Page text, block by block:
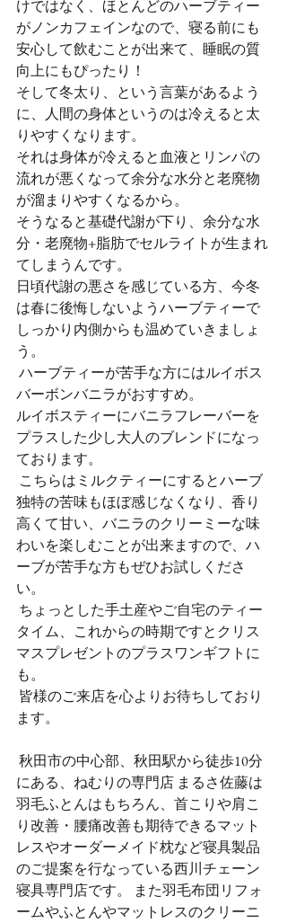
けではなく、ほとんどのハーブティー
がノンカフェインなので、寝る前にも
安心して飲むことが出来て、睡眠の質
向上にもぴったり！
そして冬太り、という言葉があるよう
に、人間の身体というのは冷えると太
りやすくなります。
それは身体が冷えると血液とリンパの
流れが悪くなって余分な水分と老廃物
が溜まりやすくなるから。
そうなると基礎代謝が下り、余分な水
分・老廃物+脂肪でセルライトが生まれ
てしまうんです。
日頃代謝の悪さを感じている方、今冬
は春に後悔しないようハーブティーで
しっかり内側からも温めていきましょ
う。
バーボンバニラがおすすめ。
ルイボスティーにバニラフレーバーを
プラスした少し大人のブレンドになっ
ております。
独特の苦味もほぼ感じなくなり、香り
高くて甘い、バニラのクリーミーな味
わいを楽しむことが出来ますので、ハ
ーブが苦手な方もぜひお試しくださ
い。
タイム、これからの時期ですとクリス
マスプレゼントのプラスワンギフトに
も。
ます。
にある、ねむりの専門店 まるさ佐藤は
羽毛ふとんはもちろん、首こりや肩こ
り改善・腰痛改善も期待できるマット
レスやオーダーメイド枕など寝具製品
のご提案を行なっている西川チェーン
寝具専門店です。 また羽毛布団リフォ
ームやふとんやマットレスのクリーニ